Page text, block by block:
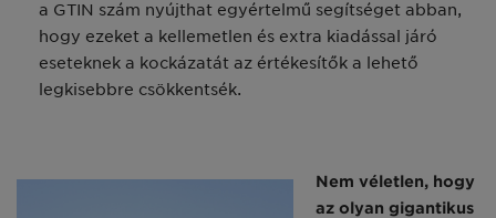
a GTIN szám nyújthat egyértelmű segítséget abban,
hogy ezeket a kellemetlen és extra kiadással járó
eseteknek a kockázatát az értékesítők a lehető
legkisebbre csökkentsék.
Nem véletlen, hogy
az olyan gigantikus